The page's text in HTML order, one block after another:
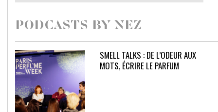
PODCASTS BY NEZ
SMELL TALKS : DE L’ODEUR AUX
MOTS, ÉCRIRE LE PARFUM